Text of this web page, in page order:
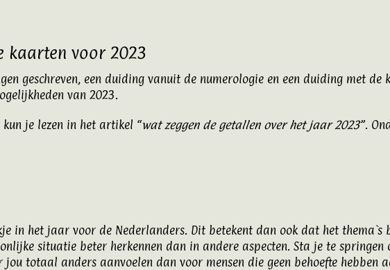
kaarten voor 2023
geschreven, een duiding vanuit de numerologie en een duiding met de
van 2023.
je lezen in het artikel “wat zeggen de getallen over het jaar 2023”.
in het jaar voor de Nederlanders. Dit betekent dan ook dat het thema`s
situatie beter herkennen dan in andere aspecten. Sta je te
totaal anders aanvoelen dan voor mensen die geen behoefte hebben